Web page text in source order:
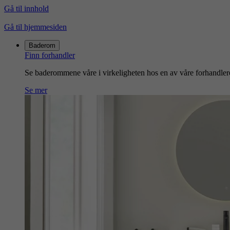
Gå til innhold
Gå til hjemmesiden
Baderom
Finn forhandler
Se baderommene våre i virkeligheten hos en av våre
Se mer